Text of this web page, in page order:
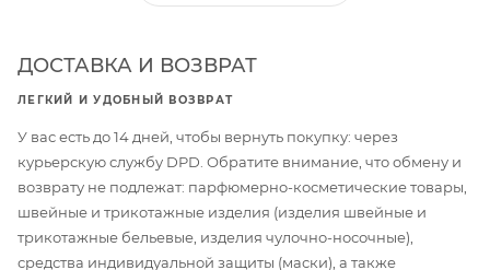
ДОСТАВКА И ВОЗВРАТ
ЛЕГКИЙ И УДОБНЫЙ ВОЗВРАТ
У вас есть до 14 дней, чтобы вернуть покупку: через
курьерскую службу DPD. Обратите внимание, что обмену и
возврату не подлежат: парфюмерно-косметические товары,
швейные и трикотажные изделия (изделия швейные и
трикотажные бельевые, изделия чулочно-носочные),
средства индивидуальной защиты (маски), а также